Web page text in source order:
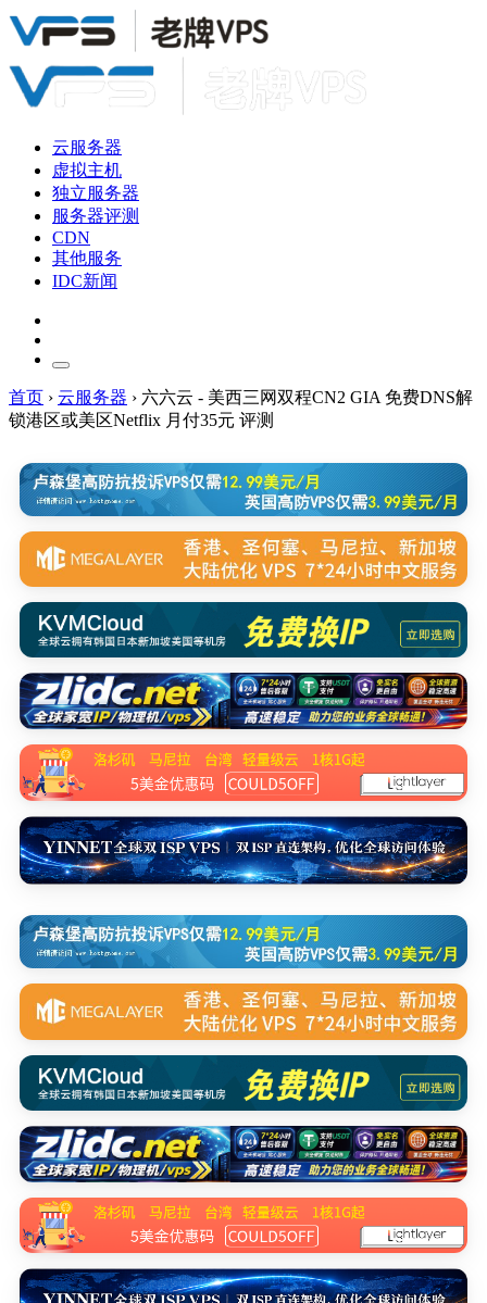
云服务器
虚拟主机
独立服务器
服务器评测
CDN
其他服务
IDC新闻
首页 › 云服务器 › 六六云 - 美西三网双程CN2 GIA 免费DNS解
锁港区或美区Netflix 月付35元 评测